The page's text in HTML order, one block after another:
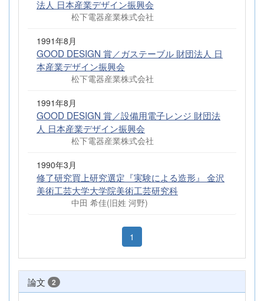
法人 日本産業デザイン振興会
松下電器産業株式会社
1991年8月
GOOD DESIGN 賞／ガステーブル 財団法人 日
本産業デザイン振興会
松下電器産業株式会社
1991年8月
GOOD DESIGN 賞／設備用電子レンジ 財団法
人 日本産業デザイン振興会
松下電器産業株式会社
1990年3月
修了研究買上研究選定『実験による造形』 金沢
美術工芸大学大学院美術工芸研究科
中田 希佳(旧姓 河野)
1
論文 2